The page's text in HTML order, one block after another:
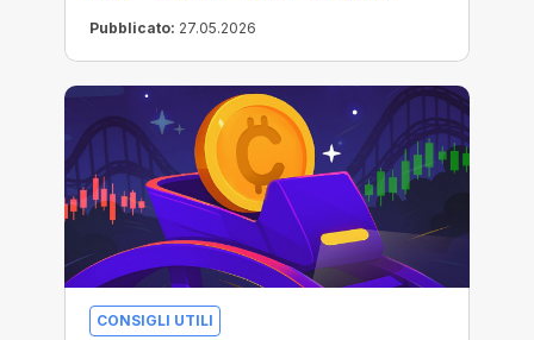
Pubblicato: 27.05.2026
CONSIGLI UTILI